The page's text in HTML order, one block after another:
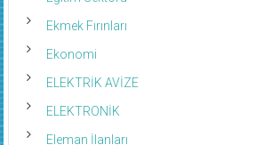
Ekmek Fırınları
Ekonomi
ELEKTRİK AVİZE
ELEKTRONİK
Eleman İlanları